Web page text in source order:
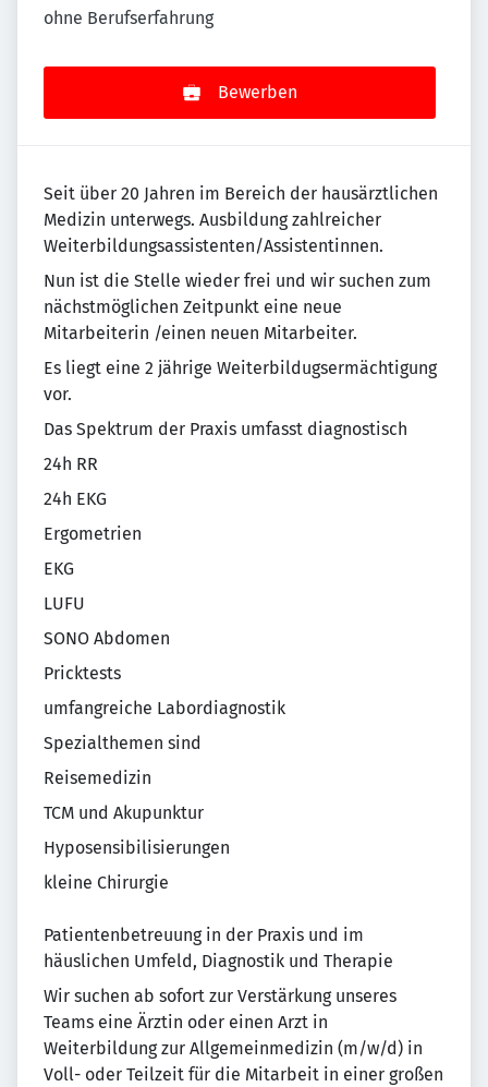
ohne Berufserfahrung
Bewerben
Seit über 20 Jahren im Bereich der hausärztlichen
Medizin unterwegs. Ausbildung zahlreicher
Weiterbildungsassistenten/Assistentinnen.
Nun ist die Stelle wieder frei und wir suchen zum
nächstmöglichen Zeitpunkt eine neue
Mitarbeiterin /einen neuen Mitarbeiter.
Es liegt eine 2 jährige Weiterbildugsermächtigung
vor.
Das Spektrum der Praxis umfasst diagnostisch
24h RR
24h EKG
Ergometrien
EKG
LUFU
SONO Abdomen
Pricktests
umfangreiche Labordiagnostik
Spezialthemen sind
Reisemedizin
TCM und Akupunktur
Hyposensibilisierungen
kleine Chirurgie
Patientenbetreuung in der Praxis und im
häuslichen Umfeld, Diagnostik und Therapie
Wir suchen ab sofort zur Verstärkung unseres
Teams eine Ärztin oder einen Arzt in
Weiterbildung zur Allgemeinmedizin (m/w/d) in
Voll- oder Teilzeit für die Mitarbeit in einer großen